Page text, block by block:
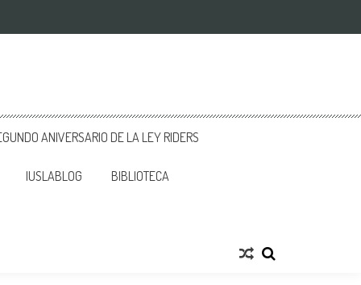
ANIVERSARIO DE LA LEY RIDERS
IUSLABLOG BIBLIOTECA